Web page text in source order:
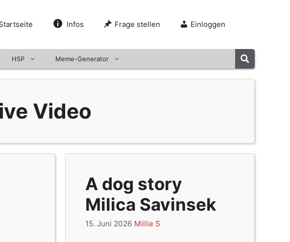
Infos Frage stellen Einloggen
H5P Meme-Generator
Video
A dog story
Milica Savinsek
15. Juni 2026 Millie S